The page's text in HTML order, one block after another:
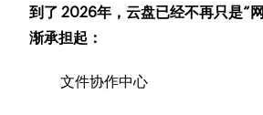
到了 2026年，云盘已经不再只是“
渐承担起：
文件协作中心